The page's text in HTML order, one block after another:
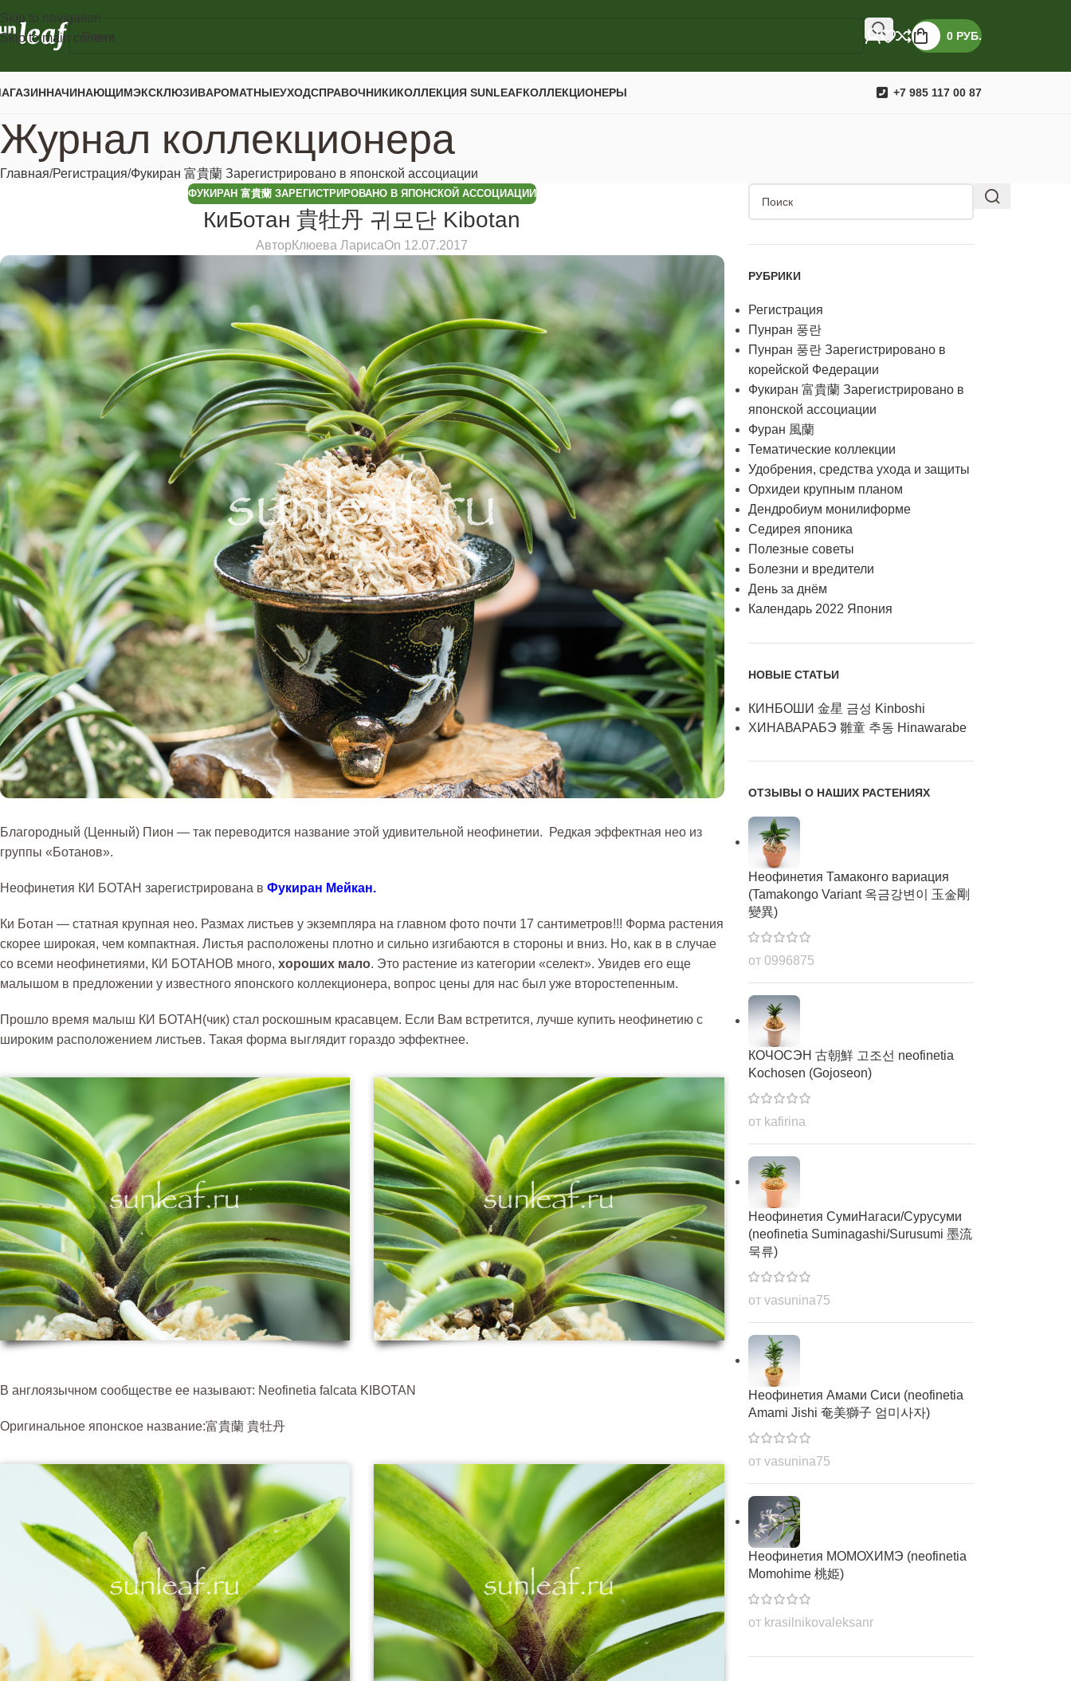
Skip to navigation
Skip to main content
0 РУБ.
НАЧИНАЮЩИМЭКСКЛЮЗИВАРОМАТНЫЕУХОДСПРАВОЧНИКИКОЛЛЕКЦИЯ SUNLEAFКОЛЛЕКЦИОНЕРЫ +7 985 117 00 87
Журнал коллекционера
Главная Регистрация Фукиран 富貴蘭 Зарегистрировано в японской ассоциации
ФУКИРАН 富貴蘭 ЗАРЕГИСТРИРОВАНО В ЯПОНСКОЙ АССОЦИАЦИИ
КиБотан 貴牡丹 귀모단 Kibotan
Автор Клюева ЛарисаOn 12.07.2017
Благородный (Ценный) Пион — так переводится название этой удивительной неофинетии. Редкая эффектная нео из
группы «Ботанов».
Неофинетия КИ БОТАН зарегистрирована в Фукиран Мейкан.
Ки Ботан — статная крупная нео. Размах листьев у экземпляра на главном фото почти 17 сантиметров!!! Форма растения
скорее широкая, чем компактная. Листья расположены плотно и сильно изгибаются в стороны и вниз. Но, как в в случае
со всеми неофинетиями, КИ БОТАНОВ много, хороших мало. Это растение из категории «селект». Увидев его еще
малышом в предложении у известного японского коллекционера, вопрос цены для нас был уже второстепенным.
Прошло время малыш КИ БОТАН(чик) стал роскошным красавцем. Если Вам встретится, лучше купить неофинетию с
широким расположением листьев. Такая форма выглядит гораздо эффектнее.
В англоязычном сообществе ее называют: Neofinetia falcata KIBOTAN
Оригинальное японское название:富貴蘭 貴牡丹
РУБРИКИ
Регистрация
Пунран 풍란
Пунран 풍란 Зарегистрировано в
корейской Федерации
Фукиран 富貴蘭 Зарегистрировано в
японской ассоциации
Фуран 風蘭
Тематические коллекции
Удобрения, средства ухода и защиты
Орхидеи крупным планом
Дендробиум монилиформе
Седирея японика
Полезные советы
Болезни и вредители
День за днём
Календарь 2022 Япония
НОВЫЕ СТАТЬИ
КИНБОШИ 金星 금성 Kinboshi
ХИНАВАРАБЭ 雛童 추동 Hinawarabe
ОТЗЫВЫ О НАШИХ РАСТЕНИЯХ
Неофинетия Тамаконго вариация
(Tamakongo Variant 옥금강변이 玉金剛
變異)
от 0996875
КОЧОСЭН 古朝鮮 고조선 neofinetia
Kochosen (Gojoseon)
от kafirina
Неофинетия СумиНагаси/Сурусуми
(neofinetia Suminagashi/Surusumi 墨流
묵류)
от vasunina75
Неофинетия Амами Сиси (neofinetia
Amami Jishi 奄美獅子 엄미사자)
от vasunina75
Неофинетия МОМОХИМЭ (neofinetia
Momohime 桃姫)
от krasilnikovaleksanr